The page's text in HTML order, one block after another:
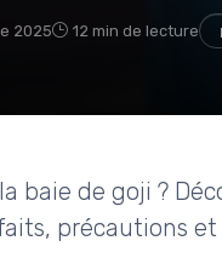
2025 12 min de lecture
baie de goji ?
précautions